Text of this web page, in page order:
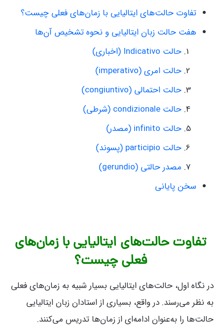
تفاوت حالت‌های ایتالیایی با زمان‌های فعلی چیست؟
هفت حالت زبان ایتالیایی و نحوه تشخیص آن‌ها
حالت Indicativo (اخباری)
حالت امری (imperativo)
حالت احتمالی (congiuntivo)
حالت condizionale (شرطی)
حالت infinito (مصدر)
حالت participio (پسوند)
مصدر حالتی (gerundio)
سخن پایانی
تفاوت حالت‌های ایتالیایی با زمان‌های
فعلی چیست؟
در نگاه اول، حالت‌های ایتالیایی بسیار شبیه به زمان‌های فعلی
به نظر می‌رسند. در واقع، بسیاری از استادان زبان ایتالیایی
حالت‌ها را به‌عنوان ادامه‌ای از زمان‌ها تدریس می‌کنند.